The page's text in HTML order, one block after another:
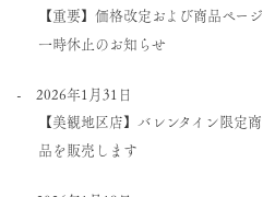
【重要】価格改定および商品ページ
一時休止のお知らせ
2026年1月31日
【美観地区店】バレンタイン限定商
品を販売します